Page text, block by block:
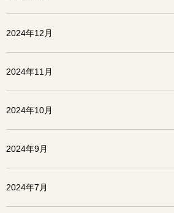
2024年12月
2024年11月
2024年10月
2024年9月
2024年7月